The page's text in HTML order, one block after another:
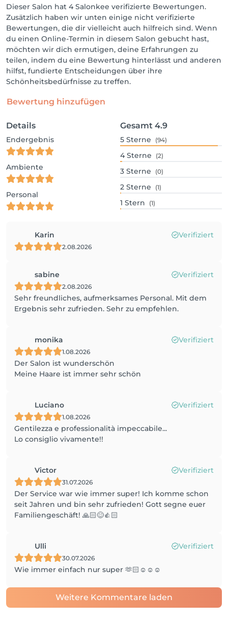
Dieser Salon hat 4 Salonkee verifizierte Bewertungen.
Zusätzlich haben wir unten einige nicht verifizierte
Bewertungen, die dir vielleicht auch hilfreich sind. Wenn
du einen Online-Termin in diesem Salon gebucht hast,
möchten wir dich ermutigen, deine Erfahrungen zu
teilen, indem du eine Bewertung hinterlässt und anderen
hilfst, fundierte Entscheidungen über ihre
Schönheitsbedürfnisse zu treffen.
Bewertung hinzufügen
Details
Endergebnis
Ambiente
Personal
Gesamt 4.9
5 Sterne (94)
4 Sterne (2)
3 Sterne (0)
2 Sterne (1)
1 Stern (1)
Karin Verifiziert
2.08.2026
sabine Verifiziert
2.08.2026
Sehr freundliches, aufmerksames Personal. Mit dem
Ergebnis sehr zufrieden. Sehr zu empfehlen.
monika Verifiziert
1.08.2026
Der Salon ist wunderschön
Meine Haare ist immer sehr schön
Luciano Verifiziert
1.08.2026
Gentilezza e professionalità impeccabile...
Lo consiglio vivamente!!
Victor Verifiziert
31.07.2026
Der Service war wie immer super! Ich komme schon
seit Jahren und bin sehr zufrieden! Gott segne euer
Familiengeschäft! 🙏🏻😊👍🏻
Ulli Verifiziert
30.07.2026
Wie immer einfach nur super 🫶🏻☺️☺️☺️
Weitere Kommentare laden